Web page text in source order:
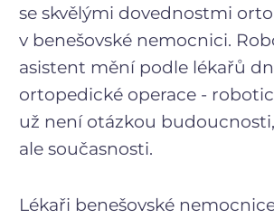
se skvělými dovednostmi
v benešovské nemocnici.
asistent mění podle lékařů
ortopedické operace -
už není otázkou budoucnosti,
ale současnosti.
Lékaři benešovské